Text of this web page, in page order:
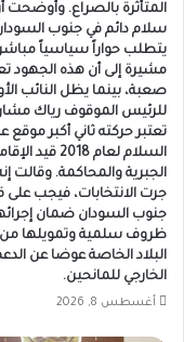
المتأثرة بالصراع. وأوضحت
سلام دائم في جنوب
يتطلب حواراً سياسياً
مشيرة إلى أن هذه الجهود
صعبة، بينما يظل النائب
للرئيس الموقوف رياك
تعتبر حركته ثاني أكبر موقع
السلام لعام 2018 قيد
الجبرية والمحاكمة. وقالت إنه
جرت الانتخابات، فيجب على
جنوب السودان ضمان
ظروف سلمية وتمويلها من
البلاد الخاصة عوضا عن
الخارجي للمانحين.
أغسطس 8, 2026